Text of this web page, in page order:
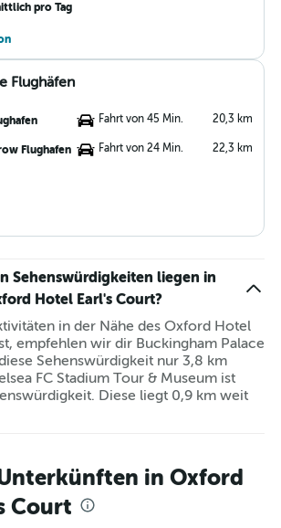
pro Tag
Flughäfen
Fahrt von 45 Min. 20,3 km
Flughafen Fahrt von 24 Min. 22,3 km
Sehenswürdigkeiten liegen in
Hotel Earl's Court?
in der Nähe des Oxford Hotel
empfehlen wir dir Buckingham Palace
Sehenswürdigkeit nur 3,8 km
FC Stadium Tour & Museum ist
Diese liegt 0,9 km weit
in Oxford
Court